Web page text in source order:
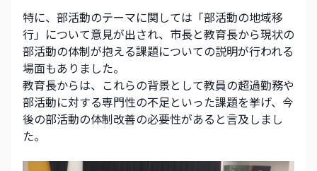
特に、部活動のテーマに関しては「部活動の地域移
行」について意見が出され、市長と教育長から現状の
部活動の体制が抱える課題についての説明が行われる
場面もありました。
教育長からは、これらの背景として教員の超過勤務や
部活動に対する専門性の不足といった課題を挙げ、今
後の部活動の体制改善の必要性があると言及しまし
た。